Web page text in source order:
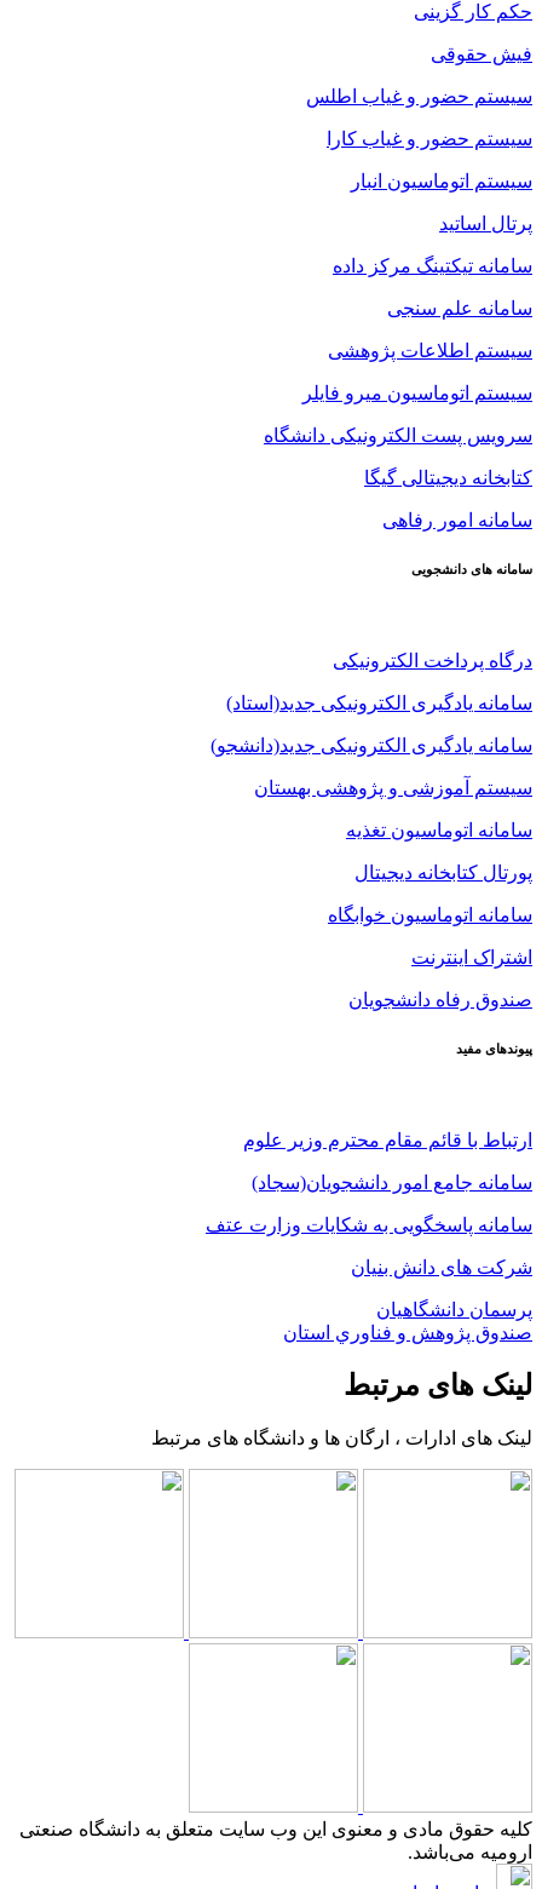
حکم کار گزینی
فیش حقوقی
سیستم حضور و غیاب اطلس
سیستم حضور و غیاب کارا
سیستم اتوماسیون انبار
پرتال اساتید
سامانه تیکتینگ مرکز داده
سامانه علم سنجی
سیستم اطلاعات پژوهشی
سیستم اتوماسیون میرو فایلر
سرویس پست الکترونیکی دانشگاه
کتابخانه دیجیتالی گیگا
سامانه امور رفاهی
سامانه های دانشجویی
درگاه پرداخت الکترونیکی
سامانه یادگیری الکترونیکی جدید(استاد)
سامانه یادگیری الکترونیکی جدید(دانشجو)
سیستم آموزشی و پژوهشی بهستان
سامانه اتوماسیون تغذیه
پورتال کتابخانه دیجیتال
سامانه اتوماسیون خوابگاه
اشتراک اینترنت
صندوق رفاه دانشجویان
پیوندهای مفید
ارتباط با قائم مقام محترم وزیر علوم
سامانه جامع امور دانشجویان(سجاد)
سامانه پاسخگویی به شکایات وزارت عتف
شرکت های دانش بنیان
پرسمان دانشگاهیان
صندوق پژوهش و فناوري استان
لینک های مرتبط
لینک های ادارات ، ارگان ها و دانشگاه های مرتبط
کلیه حقوق مادی و معنوی این وب سایت متعلق به دانشگاه صنعتی
ارومیه می‌باشد.